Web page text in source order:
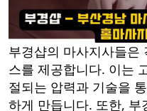
부경샵의 마사지사들은
스를 제공합니다. 이는
절되는 압력과 기술을
하게 만듭니다. 또한,